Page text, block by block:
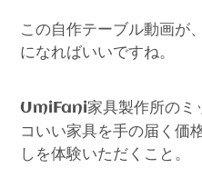
この自作テーブル動画が
になればいいですね。
UmiFani家具製作所のミ
コいい家具を手の届く価
しを体験いただくこと。